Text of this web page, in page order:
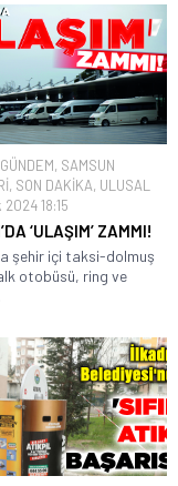
GÜNDEM, SAMSUN
, SON DAKİKA, ULUSAL
18:15
‘ULAŞIM’ ZAMMI!
şehir içi taksi-dolmuş
otobüsü, ring ve